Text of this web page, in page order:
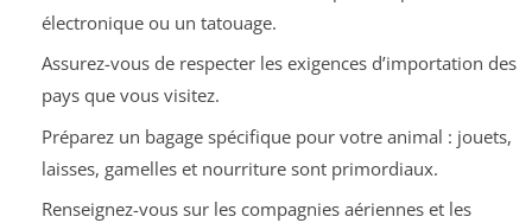
électronique ou un tatouage.
Assurez-vous de respecter les exigences d’importation des
pays que vous visitez.
Préparez un bagage spécifique pour votre animal : jouets,
laisses, gamelles et nourriture sont primordiaux.
Renseignez-vous sur les compagnies aériennes et les